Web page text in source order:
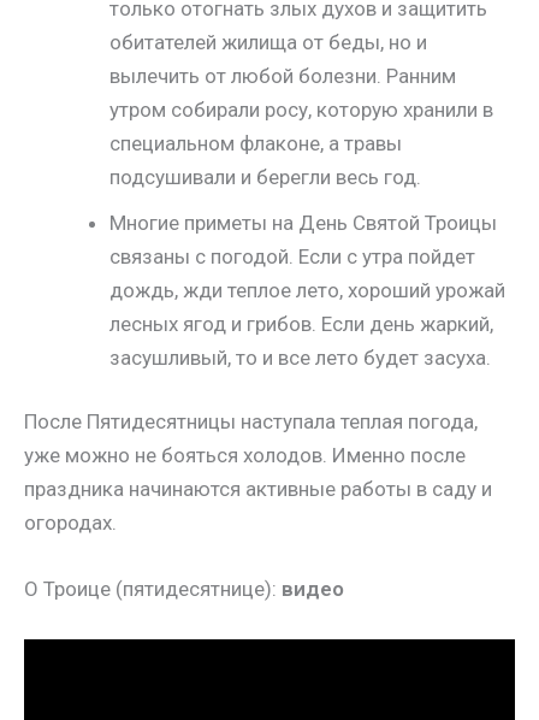
только отогнать злых духов и защитить
обитателей жилища от беды, но и
вылечить от любой болезни. Ранним
утром собирали росу, которую хранили в
специальном флаконе, а травы
подсушивали и берегли весь год.
Многие приметы на День Святой Троицы
связаны с погодой. Если с утра пойдет
дождь, жди теплое лето, хороший урожай
лесных ягод и грибов. Если день жаркий,
засушливый, то и все лето будет засуха.
После Пятидесятницы наступала теплая погода,
уже можно не бояться холодов. Именно после
праздника начинаются активные работы в саду и
огородах.
О Троице (пятидесятнице): видео